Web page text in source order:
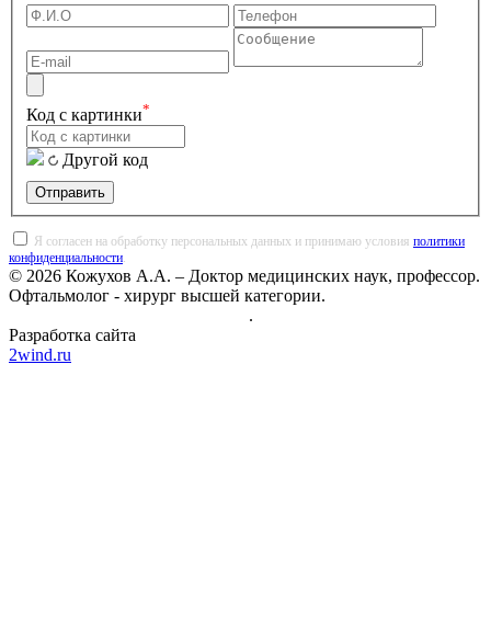
Код с картинки*
Другой код
Отправить
Я согласен на обработку персональных данных и принимаю условия политики
конфиденциальности
© 2026 Кожухов А.А. – Доктор медицинских наук, профессор.
Офтальмолог - хирург высшей категории.
.
Разработка сайта
2wind.ru